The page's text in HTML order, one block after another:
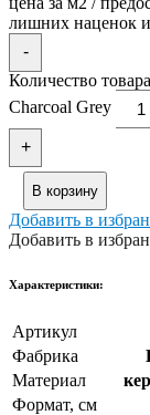
лишних наценок
-
Количество
Charcoal Grey
+
В корзину
Добавить в
Добавить в
Xарактеристики:
Артикул
Фабрика
Материал
Формат, см